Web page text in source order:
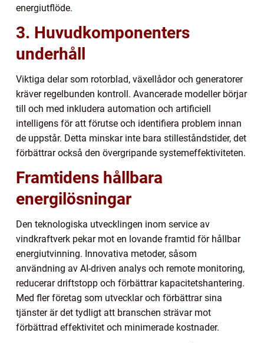
energiutflöde.
3. Huvudkomponenters
underhåll
Viktiga delar som rotorblad, växellådor och generatorer
kräver regelbunden kontroll. Avancerade modeller börjar
till och med inkludera automation och artificiell
intelligens för att förutse och identifiera problem innan
de uppstår. Detta minskar inte bara stilleståndstider, det
förbättrar också den övergripande systemeffektiviteten.
Framtidens hållbara
energilösningar
Den teknologiska utvecklingen inom service av
vindkraftverk pekar mot en lovande framtid för hållbar
energiutvinning. Innovativa metoder, såsom
användning av AI-driven analys och remote monitoring,
reducerar driftstopp och förbättrar kapacitetshantering.
Med fler företag som utvecklar och förbättrar sina
tjänster är det tydligt att branschen strävar mot
förbättrad effektivitet och minimerade kostnader.